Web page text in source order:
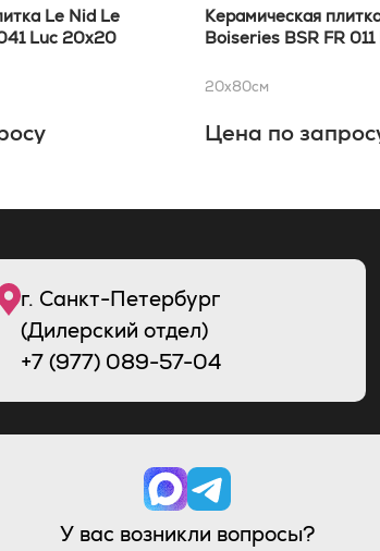
Le Nid Le
Luc 20x20
Керамическая
Boiseries BSR FR
20x80см
Цена по
г. Санкт-Петербург
(Дилерский отдел)
+7 (977) 089-57-04
У вас возникли вопросы?